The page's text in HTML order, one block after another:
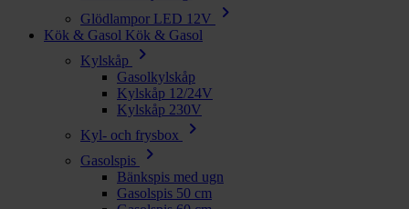
Glödlampor LED 12V chevron_right
Kök & Gasol Kök & Gasol
Kylskåp
chevron_right
Gasolkylskåp
Kylskåp 12/24V
Kylskåp 230V
Kyl- och frysbox
chevron_right
Gasolspis chevron_right
Bänkspis med ugn
Gasolspis 50 cm